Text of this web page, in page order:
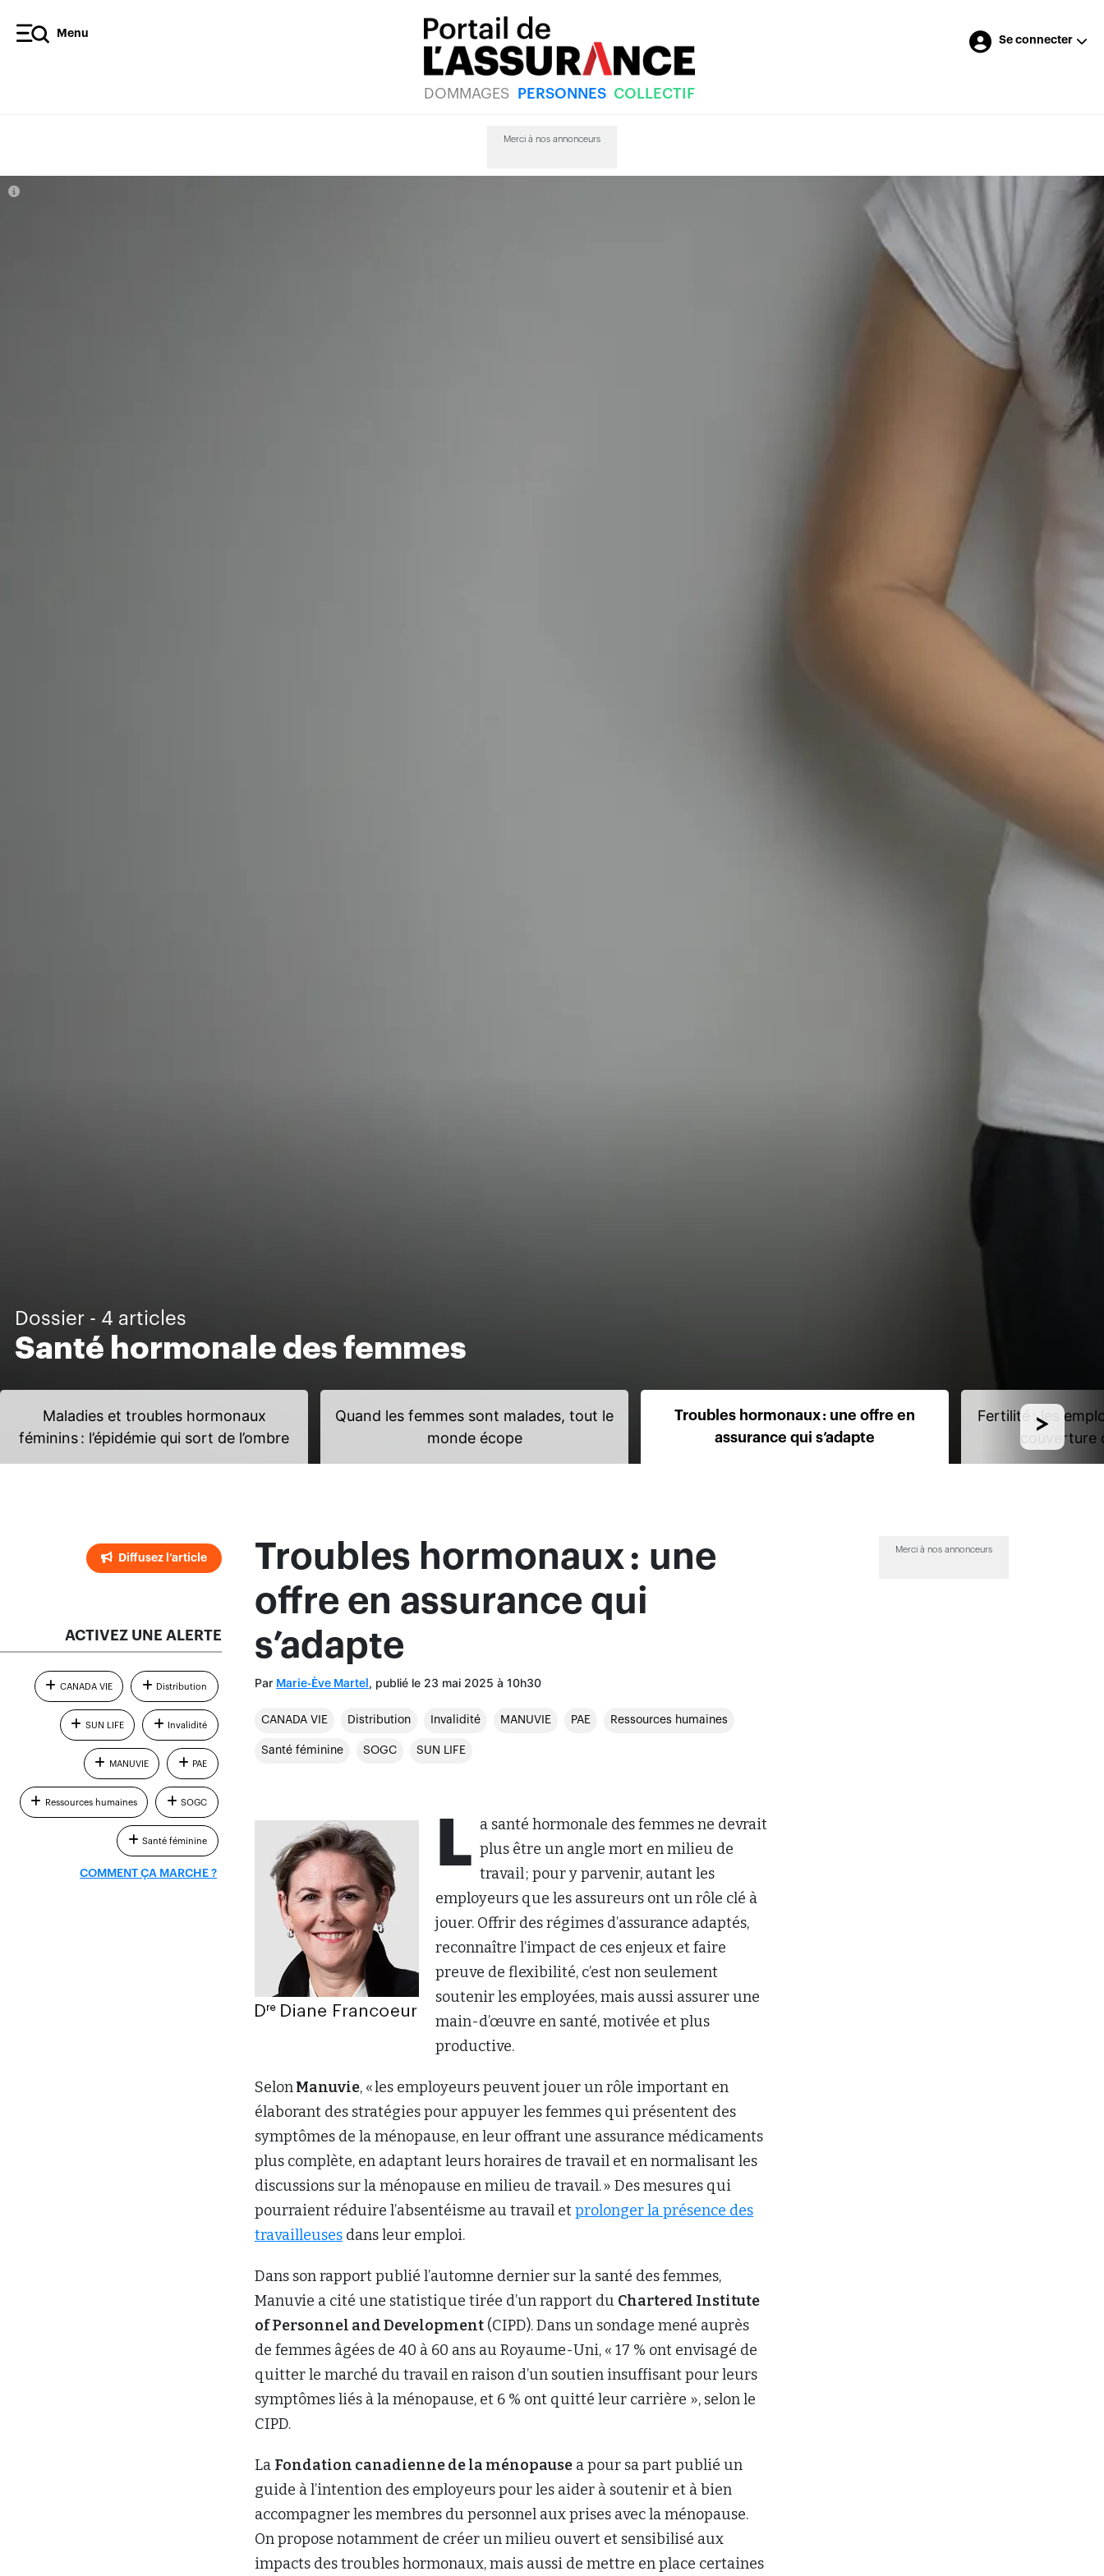
Menu
DOMMAGES PERSONNES COLLECTIF
Se connecter
Merci à nos annonceurs
Dossier - 4 articles
Santé hormonale des femmes
Maladies et troubles hormonaux
féminins : l’épidémie qui sort de l’ombre
Quand les femmes sont malades, tout le
monde écope
Troubles hormonaux : une offre en
assurance qui s’adapte
Fertilité : les
couverture
Diffusez l’article
ACTIVEZ UNE ALERTE
CANADA VIE Distribution
SUN LIFE Invalidité
MANUVIE PAE
Ressources humaines SOGC
Santé féminine
COMMENT ÇA MARCHE ?
Troubles hormonaux : une
offre en assurance qui
s’adapte
Par Marie-Ève Martel , publié le 23 mai 2025 à 10h30
CANADA VIE Distribution Invalidité MANUVIE PAE Ressources humaines
Santé féminine SOGC SUN LIFE
L a santé hormonale des femmes ne devrait
plus être un angle mort en milieu de
travail ; pour y parvenir, autant les
employeurs que les assureurs ont un rôle clé à
jouer. Offrir des régimes d’assurance adaptés,
reconnaître l’impact de ces enjeux et faire
preuve de flexibilité, c’est non seulement
soutenir les employées, mais aussi assurer une
main-d’œuvre en santé, motivée et plus
productive.
SelonManuvie, « les employeurs peuvent jouer un rôle important en
élaborant des stratégies pour appuyer les femmes qui présentent des
symptômes de la ménopause, en leur offrant une assurance médicaments
plus complète, en adaptant leurs horaires de travail et en normalisant les
discussions sur la ménopause en milieu de travail. » Des mesures qui
pourraient réduire l’absentéisme au travail etprolonger la présence des
travailleuses dans leur emploi.
Dans son rapport publié l’automne dernier sur la santé des femmes,
Manuvie a cité une statistique tirée d’un rapport du Chartered Institute
of Personnel and Development (CIPD). Dans un sondage mené auprès
de femmes âgées de 40 à 60 ans au Royaume-Uni, « 17 % ont envisagé de
quitter le marché du travail en raison d’un soutien insuffisant pour leurs
symptômes liés à la ménopause, et 6 % ont quitté leur carrière », selon le
CIPD.
La Fondation canadienne de la ménopause a pour sa part publié un
guide à l’intention des employeurs pour les aider à soutenir et à bien
accompagner les membres du personnel aux prises avec la ménopause.
On propose notamment de créer un milieu ouvert et sensibilisé aux
impacts des troubles hormonaux, mais aussi de mettre en place certaines
Merci à nos annonceurs